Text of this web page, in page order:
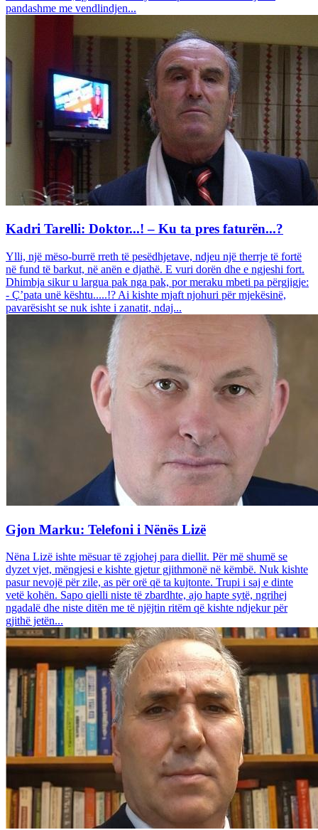
pandashme me vendlindjen...
Kadri Tarelli: Doktor...! – Ku ta pres faturën...?
Ylli, një mëso-burrë rreth të pesëdhjetave, ndjeu një therrje të fortë
në fund të barkut, në anën e djathë. E vuri dorën dhe e ngjeshi fort.
Dhimbja sikur u largua pak nga pak, por meraku mbeti pa përgjigje:
- Ç’pata unë kështu.....!? Ai kishte mjaft njohuri për mjekësinë,
pavarësisht se nuk ishte i zanatit, ndaj...
Gjon Marku: Telefoni i Nënës Lizë
Nëna Lizë ishte mësuar të zgjohej para diellit. Për më shumë se
dyzet vjet, mëngjesi e kishte gjetur gjithmonë në këmbë. Nuk kishte
pasur nevojë për zile, as për orë që ta kujtonte. Trupi i saj e dinte
vetë kohën. Sapo qielli niste të zbardhte, ajo hapte sytë, ngrihej
ngadalë dhe niste ditën me të njëjtin ritëm që kishte ndjekur për
gjithë jetën...